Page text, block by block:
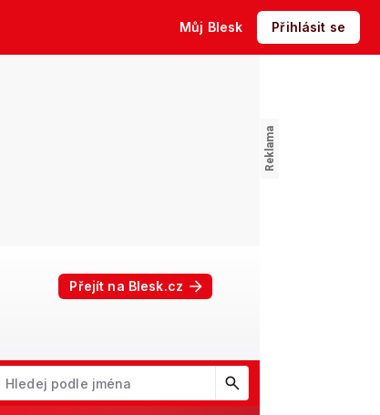
Můj Blesk Přihlásit se
Přejít na Blesk.cz
Y Z
Začněte psát jméno. Šipkami dolů a nahoru procházejte návrhy,